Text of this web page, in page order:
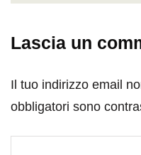
Lascia un
Il tuo indirizzo email
obbligatori sono